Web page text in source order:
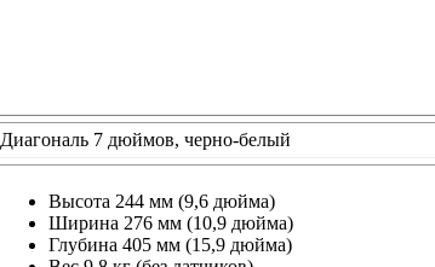
Диагональ 7 дюймов, черно-белый
Высота 244 мм (9,6 дюйма)
Ширина 276 мм (10,9 дюйма)
Глубина 405 мм (15,9 дюйма)